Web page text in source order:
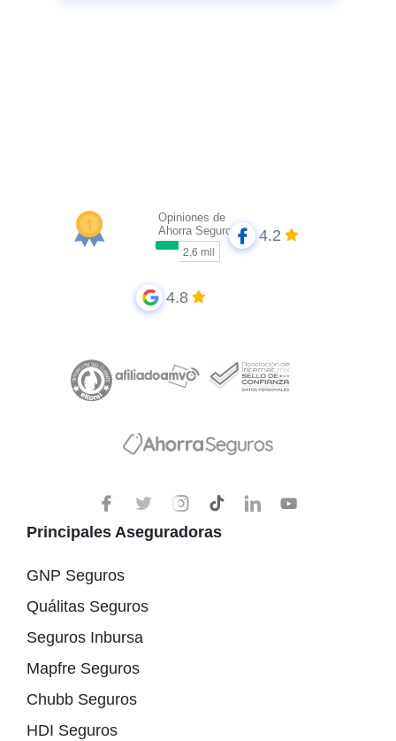
Opiniones de
Ahorra Seguros
4.2
4.8
Principales Aseguradoras
GNP Seguros
Quálitas Seguros
Seguros Inbursa
Mapfre Seguros
Chubb Seguros
HDI Seguros